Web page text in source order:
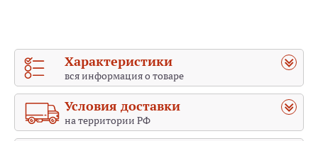
Характеристики
вся информация о товаре
Условия доставки
на территории РФ